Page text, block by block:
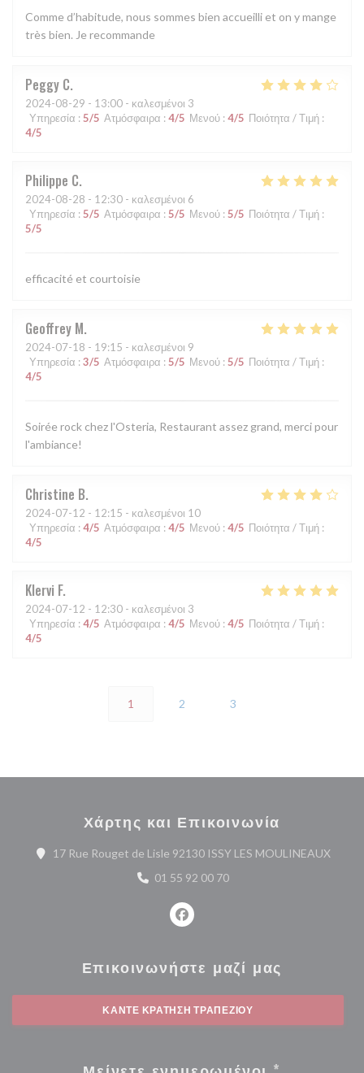
Comme d’habitude, nous sommes bien accueilli et on y mange
très bien. Je recommande
Peggy C
2024-08-29 - 13:00 - καλεσμένοι 3
Υπηρεσία : 5/5 Ατμόσφαιρα : 4/5 Μενού : 4/5 Ποιότητα / Τιμή :
4/5
Philippe C
2024-08-28 - 12:30 - καλεσμένοι 6
Υπηρεσία : 5/5 Ατμόσφαιρα : 5/5 Μενού : 5/5 Ποιότητα / Τιμή :
5/5
efficacité et courtoisie
Geoffrey M
2024-07-18 - 19:15 - καλεσμένοι 9
Υπηρεσία : 3/5 Ατμόσφαιρα : 5/5 Μενού : 5/5 Ποιότητα / Τιμή :
4/5
Soirée rock chez l'Osteria, Restaurant assez grand, merci pour
l'ambiance!
Christine B
2024-07-12 - 12:15 - καλεσμένοι 10
Υπηρεσία : 4/5 Ατμόσφαιρα : 4/5 Μενού : 4/5 Ποιότητα / Τιμή :
4/5
Klervi F
2024-07-12 - 12:30 - καλεσμένοι 3
Υπηρεσία : 4/5 Ατμόσφαιρα : 4/5 Μενού : 4/5 Ποιότητα / Τιμή :
4/5
1 2 3
Χάρτης και Επικοινωνία
17 Rue Rouget de Lisle 92130 ISSY LES MOULINEAUX
01 55 92 00 70
Facebook ((ανοίγει σε νέο
Επικοινωνήστε μαζί μας
ΚΆΝΤΕ ΚΡΆΤΗΣΗ ΤΡΑΠΕΖΙΟΎ